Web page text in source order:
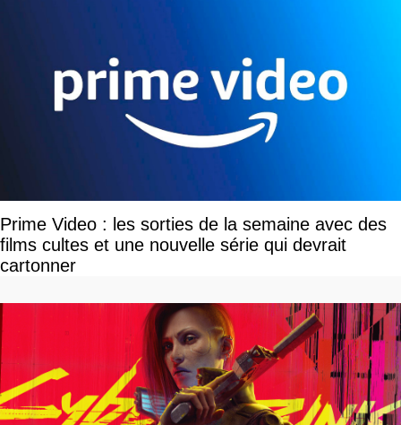
Prime Video : les sorties de la semaine avec des
films cultes et une nouvelle série qui devrait
cartonner